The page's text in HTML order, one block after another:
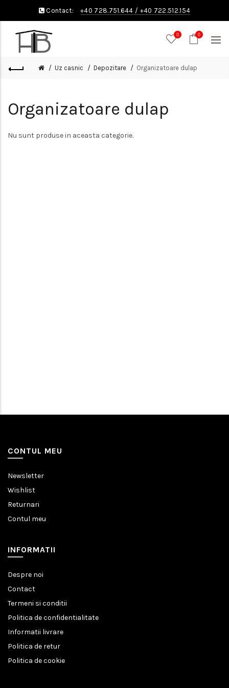
Contact: +40 728.751.644 / +40 722.512.154
0 0
Uz casnic Depozitare Organizatoare dulap
Organizatoare dulap
Nu sunt produse in aceasta categorie.
CONTUL MEU
Newsletter
Wishlist
Returnari
Contul meu
INFORMATII
Despre noi
Contact
Termeni si conditii
Politica de confidentialitate
Informatii livrare
Politica de retur
Politica de cookie